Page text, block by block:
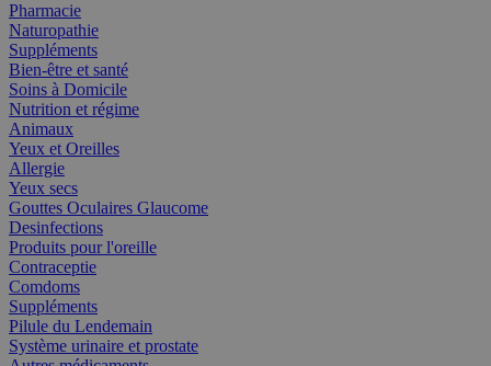
Pharmacie
Naturopathie
Suppléments
Bien-être et santé
Soins à Domicile
Nutrition et régime
Animaux
Yeux et Oreilles
Allergie
Yeux secs
Gouttes Oculaires Glaucome
Desinfections
Produits pour l'oreille
Contraceptie
Comdoms
Suppléments
Pilule du Lendemain
Système urinaire et prostate